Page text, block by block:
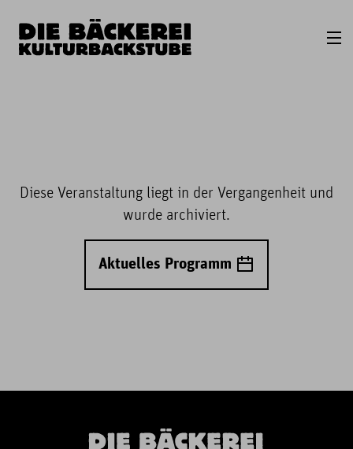
Diese Veranstaltung liegt in der Vergangenheit und
wurde archiviert.
Aktuelles Programm